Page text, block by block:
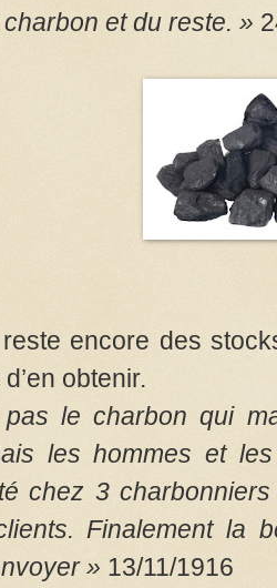
et du reste. »
encore des
obtenir.
pas le charbon qui
les hommes et
chez 3
Finalement la
» 13/11/1916